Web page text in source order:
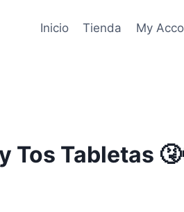
Inicio Tienda My
Tos Tabletas